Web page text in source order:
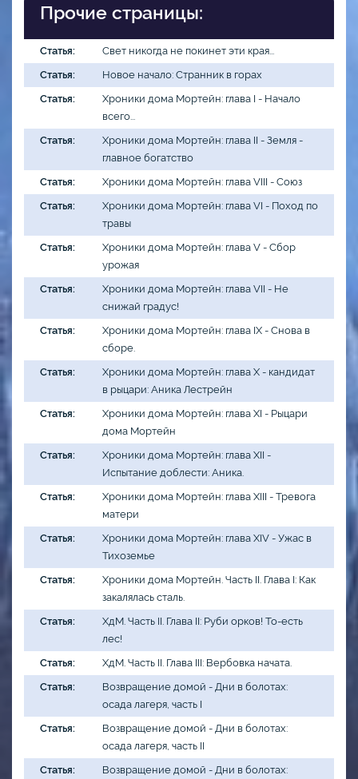
Прочие страницы:
Статья:
Свет никогда не покинет эти края...
Статья:
Новое начало: Странник в горах
Статья:
Хроники дома Мортейн: глава I - Начало
всего...
Статья:
Хроники дома Мортейн: глава II - Земля -
главное богатство
Статья:
Хроники дома Мортейн: глава VIII - Союз
Статья:
Хроники дома Мортейн: глава VI - Поход по
травы
Статья:
Хроники дома Мортейн: глава V - Сбор
урожая
Статья:
Хроники дома Мортейн: глава VII - Не
снижай градус!
Статья:
Хроники дома Мортейн: глава IX - Снова в
сборе.
Статья:
Хроники дома Мортейн: глава X - кандидат
в рыцари: Аника Лестрейн
Статья:
Хроники дома Мортейн: глава XI - Рыцари
дома Мортейн
Статья:
Хроники дома Мортейн: глава XII -
Испытание доблести: Аника.
Статья:
Хроники дома Мортейн: глава XIII - Тревога
матери
Статья:
Хроники дома Мортейн: глава XIV - Ужас в
Тихоземье
Статья:
Хроники дома Мортейн. Часть II. Глава I: Как
закалялась сталь.
Статья:
ХдМ. Часть II. Глава II: Руби орков! То-есть
лес!
Статья:
ХдМ. Часть II. Глава III: Вербовка начата.
Статья:
Возвращение домой - Дни в болотах:
осада лагеря, часть I
Статья:
Возвращение домой - Дни в болотах:
осада лагеря, часть II
Статья:
Возвращение домой - Дни в болотах: